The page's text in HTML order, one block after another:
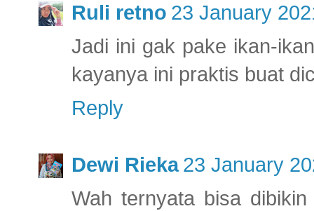
Ruli retno 23 January
Jadi ini gak pake ikan-
kayanya ini praktis buat
Reply
Dewi Rieka 23 January
Wah ternyata bisa